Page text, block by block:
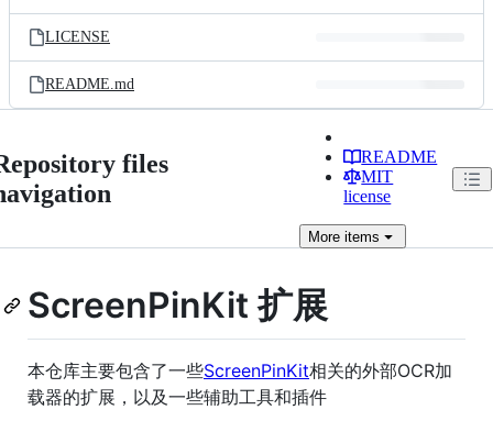
LICENSE
README.md
files
README
MIT
license
More items
ScreenPinKit 扩展
本仓库主要包含了一些ScreenPinKit相关的外部OCR加
载器的扩展，以及一些辅助工具和插件